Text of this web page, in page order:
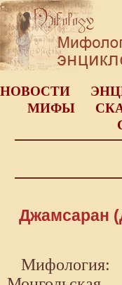
НОВОСТИ
МИФЫ
Джамсаран
Мифология: